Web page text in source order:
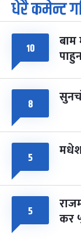
७
आइत
पूर्णिमा
चैत्र ७,
८
सोम चैत्र ८,
धेरै कमेन्ट
१०
८
५
५ कर